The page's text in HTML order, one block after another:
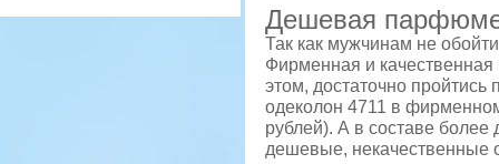
Дешевая
Так как мужчинам не
Фирменная и качественная
этом, достаточно
одеколон 4711 в
рублей). А в составе более
дешевые, некачественные